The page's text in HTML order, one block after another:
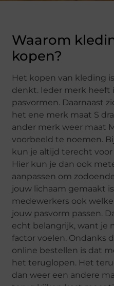
Waarom
kopen?
Het kopen van kleding
denkt. Ieder merk heeft
pasvormen. Daarnaast
het ene merk maat S
ander merk weer maat
voorbeeld te noemen.
kun je altijd terecht voor
Hier kun je dan ook
aanpassen om
jouw lichaam gemaakt
medewerkers ook
jouw pasvorm passen.
echt belangrijk, want je
factor voelen. Ondanks
online bestellen is dat
het teruglopen. Het
dan weer een andere